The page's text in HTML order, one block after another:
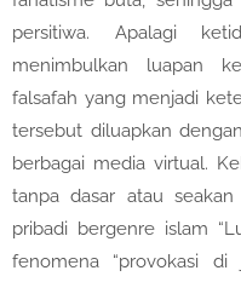
persitiwa. Apalagi
menimbulkan luapan
falsafah yang menjadi
tersebut diluapkan
berbagai media virtual.
tanpa dasar atau
pribadi bergenre islam
fenomena “provokasi